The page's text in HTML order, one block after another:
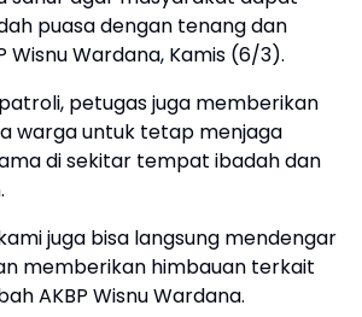
puasa dengan tenang dan
Wisnu Wardana, Kamis (6/3).
petugas juga memberikan
warga untuk tetap menjaga
di sekitar tempat ibadah dan
juga bisa langsung mendengar
memberikan himbauan terkait
AKBP Wisnu Wardana.